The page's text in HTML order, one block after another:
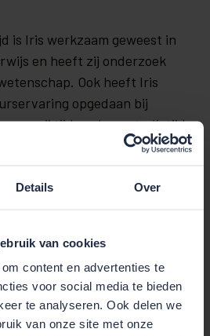
Details Over
van cookies
content en advertenties te
voor social media te bieden
te analyseren. Ook delen we
van onze site met onze
is Iris werkzaam geweest in
en heeft zij onderzoek
Ook heeft Iris
opgedaan bij
was zij tijdens haar studietijd
assistent bij Van der Feltz
sectoren